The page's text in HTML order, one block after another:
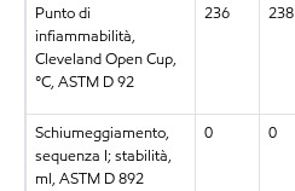
Punto di
infiammabilità,
Cleveland Open Cup,
°C, ASTM D 92
236 238
Schiumeggiamento,
sequenza I; stabilità,
ml, ASTM D 892
0 0